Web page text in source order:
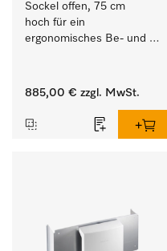
Sockel offen, 75 cm
hoch für ein
ergonomisches Be- und
Trockner.
885,00 € zzgl. MwSt.